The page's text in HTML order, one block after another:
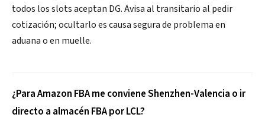
todos los slots aceptan DG. Avisa al transitario al pedir
cotización; ocultarlo es causa segura de problema en
aduana o en muelle.
¿Para Amazon FBA me conviene Shenzhen-Valencia o ir
directo a almacén FBA por LCL?